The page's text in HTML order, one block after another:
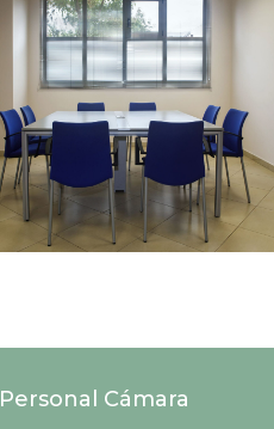
Personal Cámara